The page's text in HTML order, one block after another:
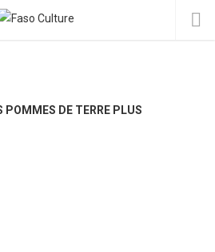
POMMES DE TERRE PLUS